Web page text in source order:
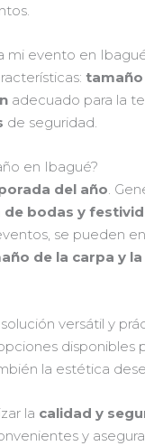
mi evento en
adecuado para la
de seguridad.
en Ibagué?
del año.
de bodas y
se pueden
de la carpa y
versátil y
la estética
la calidad y
y